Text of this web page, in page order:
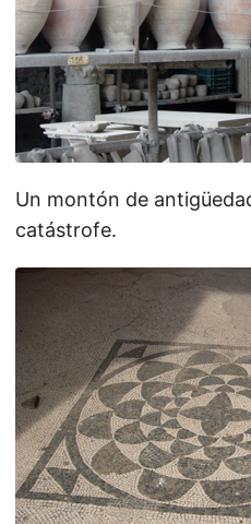
Un montón de
catástrofe.